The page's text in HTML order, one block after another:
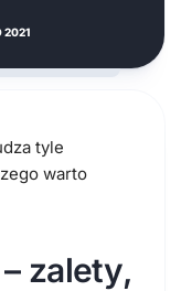
2021
tyle
warto
zalety,